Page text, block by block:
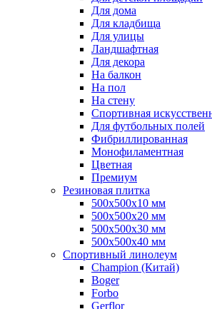
Для дома
Для кладбища
Для улицы
Ландшафтная
Для декора
На балкон
На пол
На стену
Спортивная
Для футбольных полей
Фибриллированная
Монофиламентная
Цветная
Премиум
Резиновая плитка
500х500х10 мм
500х500х20 мм
500х500х30 мм
500х500х40 мм
Спортивный линолеум
Champion (Китай)
Boger
Forbo
Gerflor